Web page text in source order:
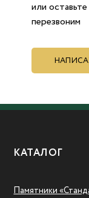
или
перезвоним
КАТАЛОГ
Памятники